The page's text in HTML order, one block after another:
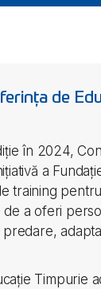
de
în 2024,
a
training
a oferi
Timpurie